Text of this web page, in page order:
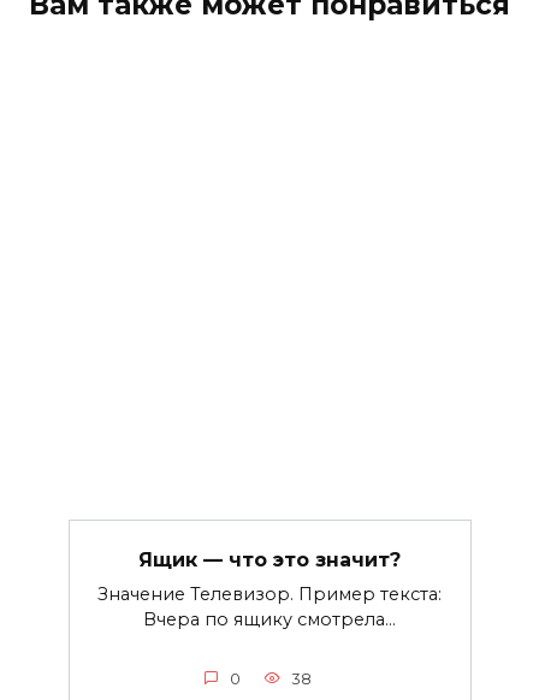
Ящик — что это значит?
Значение Телевизор. Пример текста:
Вчера по ящику смотрела…
0 38